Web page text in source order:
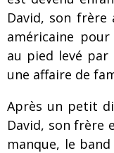
David, son
américaine
au pied levé par
une affaire de
Après un petit
David, son frère
manque, le